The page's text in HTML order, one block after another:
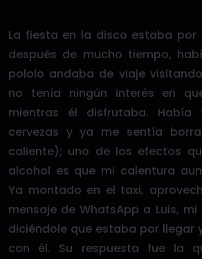
La fiesta en la disco estaba por
después de mucho tiempo,
pololo andaba de viaje
no tenía ningún interés en
mientras él disfrutaba. Había
cervezas y ya me sentía
caliente); uno de los efectos
alcohol es que mi calentura
Ya montado en el taxi,
mensaje de WhatsApp a Luis,
diciéndole que estaba por llegar
con él. Su respuesta fue la